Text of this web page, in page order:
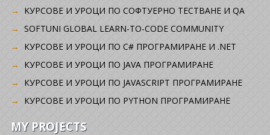
KУРСОВЕ И УРОЦИ ПО СОФТУЕРНО ТЕСТВАНЕ И QA
SOFTUNI GLOBAL LEARN-TO-CODE COMMUNITY
КУРСОВЕ И УРОЦИ ПО C# ПРОГРАМИРАНЕ И .NET
КУРСОВЕ И УРОЦИ ПО JAVA ПРОГРАМИРАНЕ
КУРСОВЕ И УРОЦИ ПО JAVASCRIPT ПРОГРАМИРАНЕ
КУРСОВЕ И УРОЦИ ПО PYTHON ПРОГРАМИРАНЕ
MY PROJECTS